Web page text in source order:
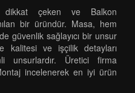
dikkat çeken ve Balkon
bir üründür. Masa, hem
güvenlik sağlayıcı bir unsur
kalitesi ve işçilik detayları
unsurlardır. Üretici firma
incelenerek en iyi ürün